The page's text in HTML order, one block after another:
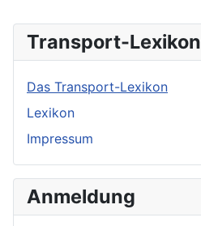
Transport-Lexikon
Das Transport-Lexikon
Lexikon
Impressum
Anmeldung